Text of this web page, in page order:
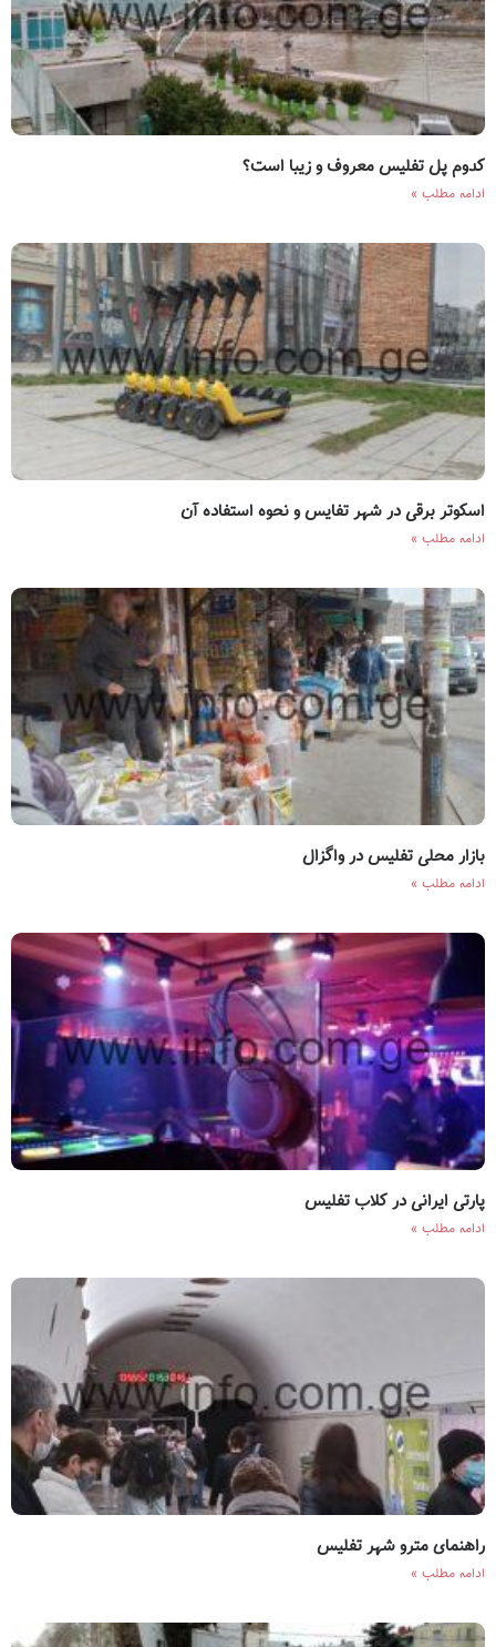
کدوم پل تفلیس معروف و زیبا است؟
ادامه مطلب »
اسکوتر برقی در شهر تفایس و نحوه استفاده آن
ادامه مطلب »
بازار محلی تفلیس در واگزال
ادامه مطلب »
پارتی ایرانی در کلاب تفلیس
ادامه مطلب »
راهنمای مترو شهر تفلیس
ادامه مطلب »